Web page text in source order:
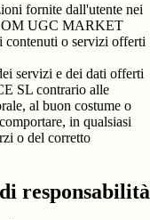
fornite dall'utente nei
UGC MARKET
contenuti o servizi offerti
servizi e dei dati offerti
SL contrario alle
al buon costume o
in qualsiasi
o del corretto
responsabilità